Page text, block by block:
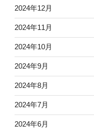
2024年12月
2024年11月
2024年10月
2024年9月
2024年8月
2024年7月
2024年6月